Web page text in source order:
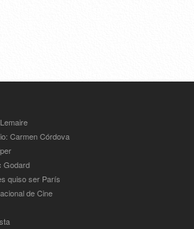
Carmen Córdova
Godard
quiso ser París
de Cine